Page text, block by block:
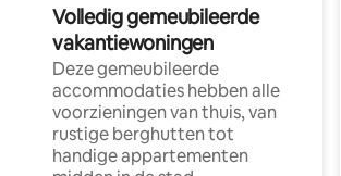
Volledig gemeubileerde
vakantiewoningen
Deze gemeubileerde
accommodaties hebben alle
voorzieningen van thuis, van
rustige berghutten tot
handige appartementen